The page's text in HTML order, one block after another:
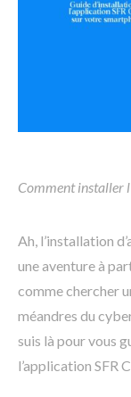
Comment installer
Ah, l’installation
une aventure à
comme chercher
méandres du
suis là pour vous
l’application SFR